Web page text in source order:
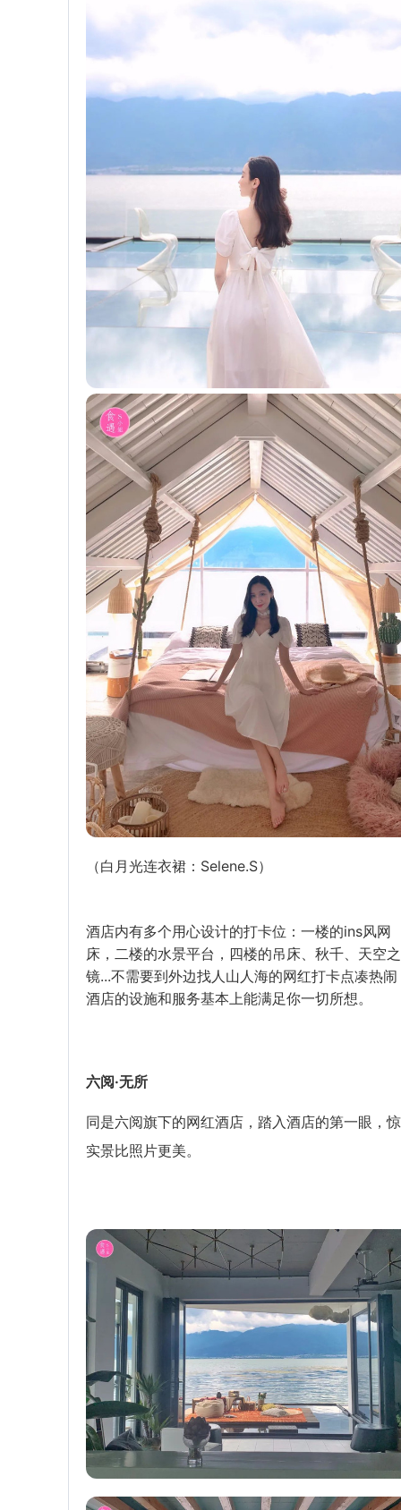
（白月光连衣裙：Selene.S）
酒店内有多个用心设计的打卡位：一楼的ins风网
床，二楼的水景平台，四楼的吊床、秋千、天空之
镜...不需要到外边找人山人海的网红打卡点凑热闹
酒店的设施和服务基本上能满足你一切所想。
六阅·无所
同是六阅旗下的网红酒店，踏入酒店的第一眼，
实景比照片更美。